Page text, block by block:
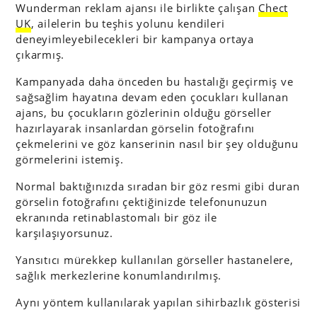
Wunderman reklam ajansı ile birlikte çalışan Chect
UK, ailelerin bu teşhis yolunu kendileri
deneyimleyebilecekleri bir kampanya ortaya
çıkarmış.
Kampanyada daha önceden bu hastalığı geçirmiş ve
sağsağlim hayatına devam eden çocukları kullanan
ajans, bu çocukların gözlerinin olduğu görseller
hazırlayarak insanlardan görselin fotoğrafını
çekmelerini ve göz kanserinin nasıl bir şey olduğunu
görmelerini istemiş.
Normal baktığınızda sıradan bir göz resmi gibi duran
görselin fotoğrafını çektiğinizde telefonunuzun
ekranında retinablastomalı bir göz ile
karşılaşıyorsunuz.
Yansıtıcı mürekkep kullanılan görseller hastanelere,
sağlık merkezlerine konumlandırılmış.
Aynı yöntem kullanılarak yapılan sihirbazlık gösterisi